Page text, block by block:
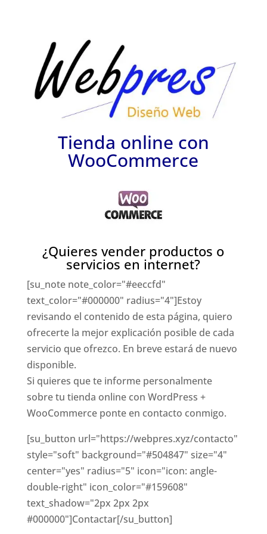
Tienda online con
WooCommerce
¿Quieres vender productos o
servicios en internet?
[su_note note_color="#eeccfd"
text_color="#000000" radius="4"]Estoy
revisando el contenido de esta página, quiero
ofrecerte la mejor explicación posible de cada
servicio que ofrezco. En breve estará de nuevo
disponible.
Si quieres que te informe personalmente
sobre tu tienda online con WordPress +
WooCommerce ponte en contacto conmigo.
[su_button url="https://webpres.xyz/contacto"
style="soft" background="#504847" size="4"
center="yes" radius="5" icon="icon: angle-
double-right" icon_color="#159608"
text_shadow="2px 2px 2px
#000000"]Contactar[/su_button]